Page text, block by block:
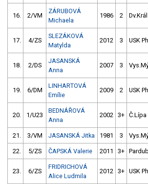
16. 2/VM
ZÁRUBOVÁ
Michaela
1986 2
17. 4/ZS
SLEZÁKOVÁ
Matylda
2012 3 USK
18. 2/DS
JASANSKÁ
Anna
2007 3
19. 6/DM
LINHARTOVÁ
Emílie
2009 2 USK
20. 1/U23
BEDNÁŘOVÁ
Anna
2002 3+ Č.Lípa
21. 3/VM JASANSKÁ Jitka 1981 3
22. 5/ZS ČAPSKÁ Valerie 2011 3+
23. 6/ZS
FRIDRICHOVÁ
Alice Ludmila
2012 3+ USK